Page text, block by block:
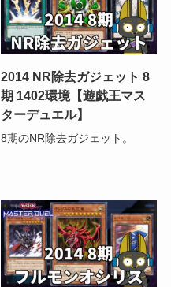
2014 NR除去ガジェット 8
期 1402環境【遊戯王マス
ターデュエル】
8期のNR除去ガジェット。